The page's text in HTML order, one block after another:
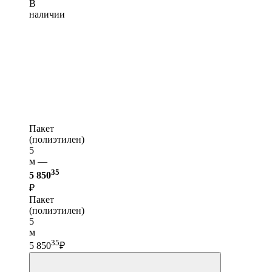
В
наличии
Пакет
(полиэтилен)
5
м —
5 85035
₽
Пакет
(полиэтилен)
5
м
5 85035₽